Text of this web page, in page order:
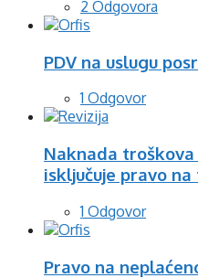
2 Odgovora
PDV na uslugu
1 Odgovor
Naknada
isključuje pravo
1 Odgovor
Pravo na